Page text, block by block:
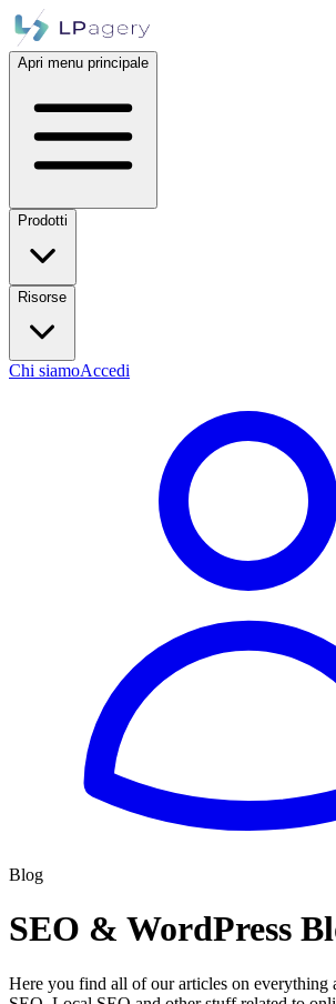
Apri menu principale
Prodotti
Risorse
Chi siamoAccedi
Blog
SEO & WordPress
Here you find all of our articles on everything